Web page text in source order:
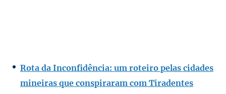
Rota da Inconfidência: um roteiro pelas cidades
mineiras que conspiraram com Tiradentes